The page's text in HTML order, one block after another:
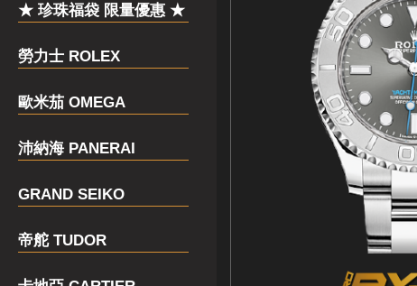
★ 珍珠福袋 限量優惠 ★
勞力士 ROLEX
歐米茄 OMEGA
沛納海 PANERAI
GRAND SEIKO
帝舵 TUDOR